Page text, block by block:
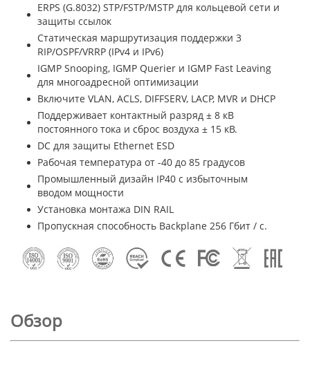
ERPS (G.8032) STP/FSTP/MSTP для кольцевой сети и
защиты ссылок
Статическая маршрутизация поддержки 3
RIP/OSPF/VRRP (IPv4 и IPv6)
IGMP Snooping, IGMP Querier и IGMP Fast Leaving
для многоадресной оптимизации
Включите VLAN, ACLS, DIFFSERV, LACP, MVR и DHCP
Поддерживает контактный разряд ± 8 кВ
постоянного тока и сброс воздуха ± 15 кВ.
DC для защиты Ethernet ESD
Рабочая температура от -40 до 85 градусов
Промышленный дизайн IP40 с избыточным
вводом мощности
Установка монтажа DIN RAIL
Пропускная способность Backplane 256 Гбит / с.
Обзор